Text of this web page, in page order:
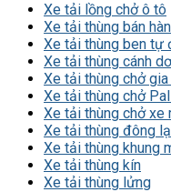
Xe tải lồng chở ô tô
Xe tải thùng bán
Xe tải thùng ben tự
Xe tải thùng cánh
Xe tải thùng chở
Xe tải thùng chở
Xe tải thùng chở xe
Xe tải thùng đông
Xe tải thùng khung
Xe tải thùng kín
Xe tải thùng lửng